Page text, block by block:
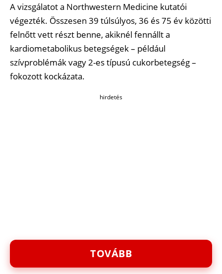
A vizsgálatot a Northwestern Medicine kutatói
végezték. Összesen 39 túlsúlyos, 36 és 75 év közötti
felnőtt vett részt benne, akiknél fennállt a
kardiometabolikus betegségek – például
szívproblémák vagy 2-es típusú cukorbetegség –
fokozott kockázata.
hirdetés
TOVÁBB